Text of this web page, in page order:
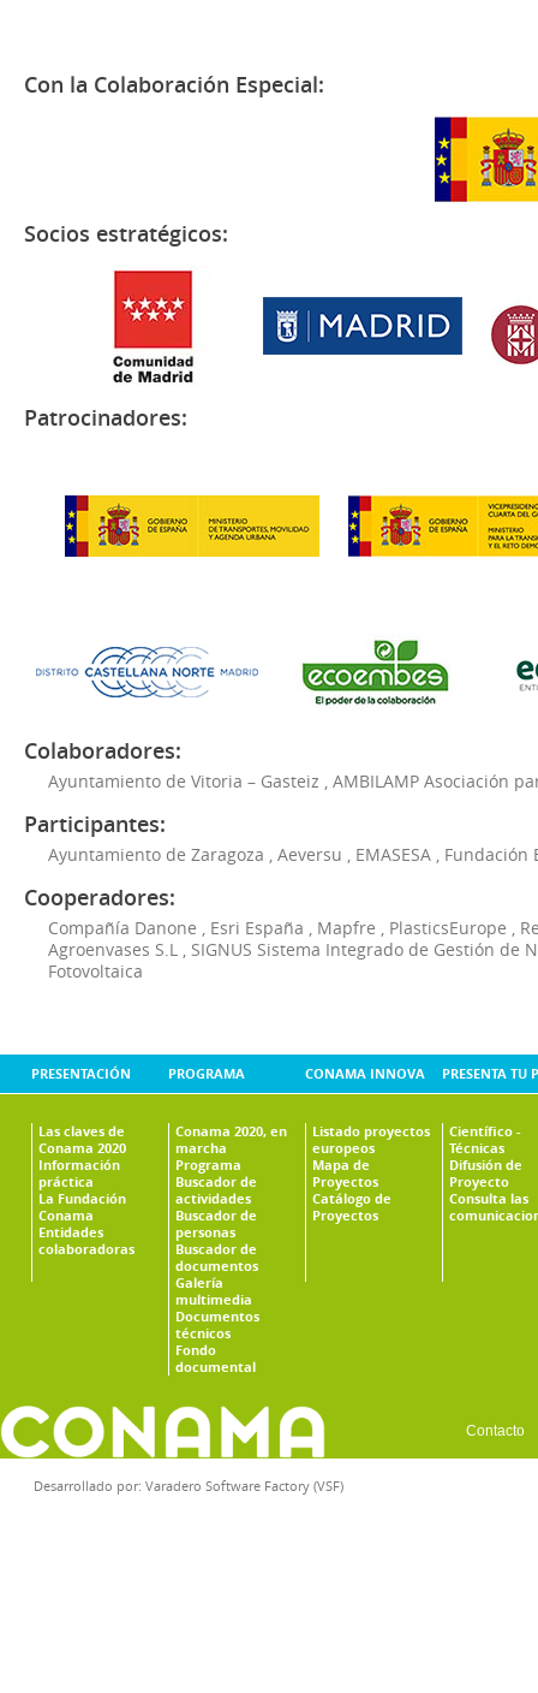
Con la Colaboración Especial:
Socios estratégicos:
Patrocinadores:
Colaboradores:
Ayuntamiento de Vitoria – Gasteiz , AMBILAMP Asociación
Participantes:
Ayuntamiento de Zaragoza , Aeversu , EMASESA , Fundación
Cooperadores:
Compañía Danone , Esri España , Mapfre , PlasticsEurope ,
Agroenvases S.L , SIGNUS Sistema Integrado de Gestión de
Fotovoltaica
PRESENTACIÓN
Las claves de
Conama 2020
Información
práctica
La Fundación
Conama
Entidades
colaboradoras
PROGRAMA
Conama 2020, en
marcha
Programa
Buscador de
actividades
Buscador de
personas
Buscador de
documentos
Galería
multimedia
Documentos
técnicos
Fondo
documental
CONAMA INNOVA
Listado proyectos
europeos
Mapa de
Proyectos
Catálogo de
Proyectos
PRESENTA TU
Científico -
Técnicas
Difusión de
Proyecto
Consulta las
Contacto
Desarrollado por: Varadero Software Factory (VSF)